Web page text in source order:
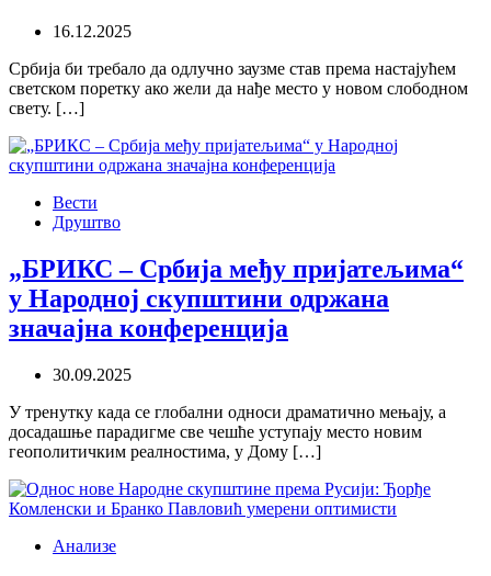
16.12.2025
Србија би требало да одлучно заузме став према настајућем
светском поретку ако жели да нађе место у новом слободном
свету. […]
Вести
Друштво
„БРИКС – Србија међу пријатељима“
у Народној скупштини одржана
значајна конференција
30.09.2025
У тренутку када се глобални односи драматично мењају, а
досадашње парадигме све чешће уступају место новим
геополитичким реалностима, у Дому […]
Анализе